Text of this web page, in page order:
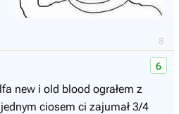
8
6
new i old blood ograłem z
ciosem ci zajumał 3/4